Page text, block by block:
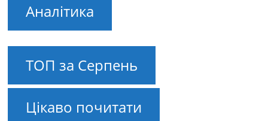
Аналітика
ТОП за Серпень
Цікаво почитати